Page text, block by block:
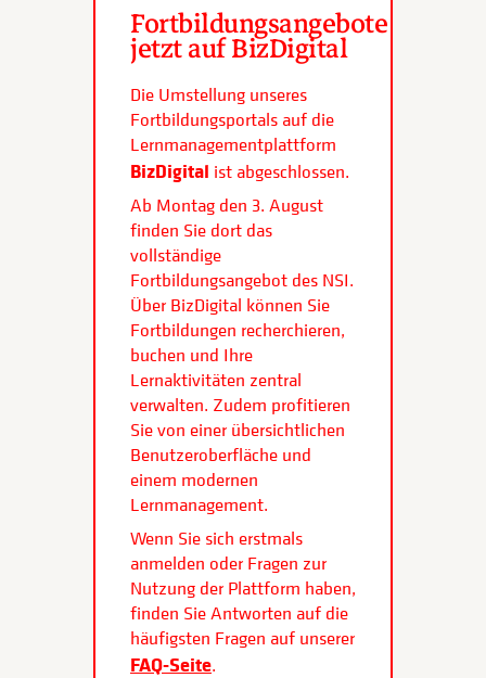
Fortbildungsangebote
jetzt auf BizDigital
Die Umstellung unseres
Fortbildungsportals auf die
Lernmanagementplattform
BizDigital ist abgeschlossen.
Ab Montag den 3. August
finden Sie dort das
vollständige
Fortbildungsangebot des NSI.
Über BizDigital können Sie
Fortbildungen recherchieren,
buchen und Ihre
Lernaktivitäten zentral
verwalten. Zudem profitieren
Sie von einer übersichtlichen
Benutzeroberfläche und
einem modernen
Lernmanagement.
Wenn Sie sich erstmals
anmelden oder Fragen zur
Nutzung der Plattform haben,
finden Sie Antworten auf die
häufigsten Fragen auf unserer
FAQ-Seite.